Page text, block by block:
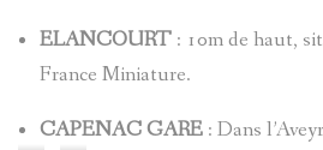
ELANCOURT: 10m de haut,
France Miniature.
CAPENAC GARE : Dans